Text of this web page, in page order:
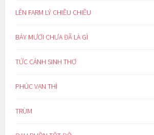
LÊN FARM LÝ CHIỀU CHIỀU
BẢY MƯƠI CHƯA ĐÃ LÀ GÌ
TỨC CẢNH SINH THƠ
PHÚC VẠN THÌ
TRÙM